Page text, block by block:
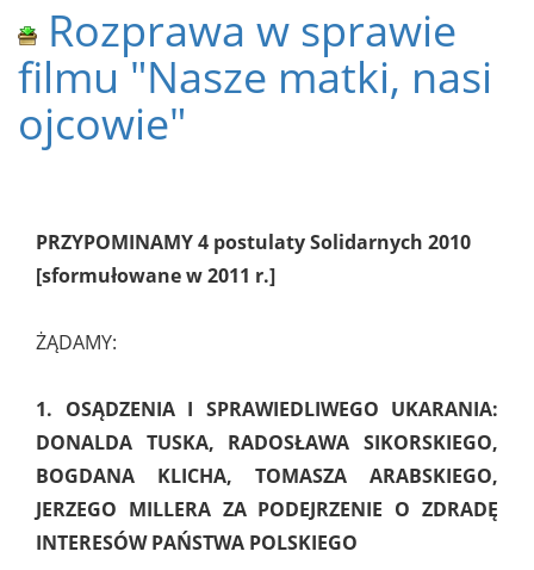
Rozprawa w sprawie
filmu "Nasze matki, nasi
ojcowie"
PRZYPOMINAMY 4 postulaty Solidarnych 2010
[sformułowane w 2011 r.]
ŻĄDAMY:
1. OSĄDZENIA I SPRAWIEDLIWEGO UKARANIA:
DONALDA TUSKA, RADOSŁAWA SIKORSKIEGO,
BOGDANA KLICHA, TOMASZA ARABSKIEGO,
JERZEGO MILLERA ZA PODEJRZENIE O ZDRADĘ
INTERESÓW PAŃSTWA POLSKIEGO